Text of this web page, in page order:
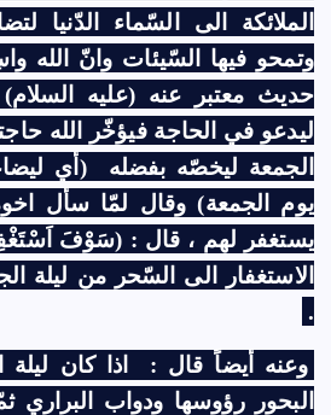
الملائكة الى السّماء الدّنيا
وتمحو فيها السّيئات وانّ الله
حديث معتبر عنه (عليه
ليدعو في الحاجة فيؤخّر الله
الجمعة ليخصّه بفضله
(أي
يوم الجمعة) وقال لمّا سأل
يستغفر لهم ، قال : (سَوْفَ
الاستغفار الى السّحر من ليلة
.
وعنه أيضاً قال :
اذا كان
البحور رؤوسها ودواب